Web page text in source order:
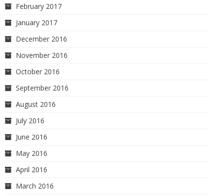
February 2017
January 2017
December 2016
November 2016
October 2016
September 2016
August 2016
July 2016
June 2016
May 2016
April 2016
March 2016